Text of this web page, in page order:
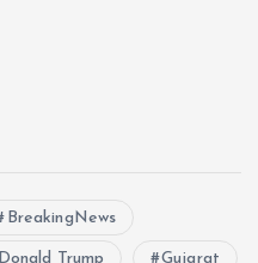
BreakingNews
Donald Trump Gujarat